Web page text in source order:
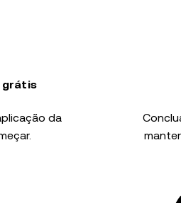
grátis
da